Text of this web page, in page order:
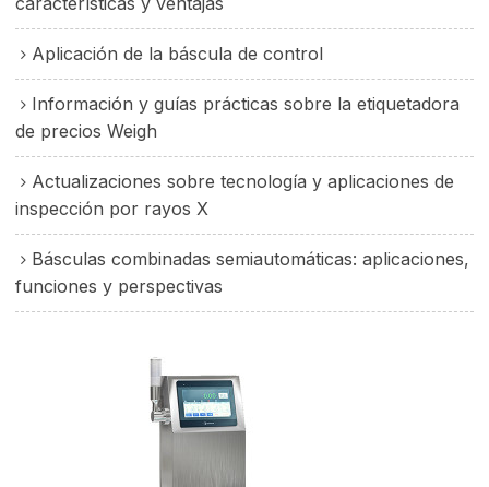
Aplicación de la báscula de control
Información y guías prácticas sobre la etiquetadora
de precios Weigh
Actualizaciones sobre tecnología y aplicaciones de
inspección por rayos X
Básculas combinadas semiautomáticas: aplicaciones,
funciones y perspectivas